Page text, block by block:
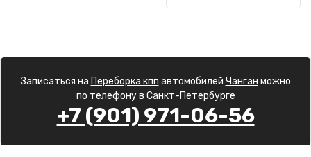
Записаться на Переборка кпп автомобилей Чанган можно
по телефону в Санкт-Петербурге
+7 (901) 971-06-56